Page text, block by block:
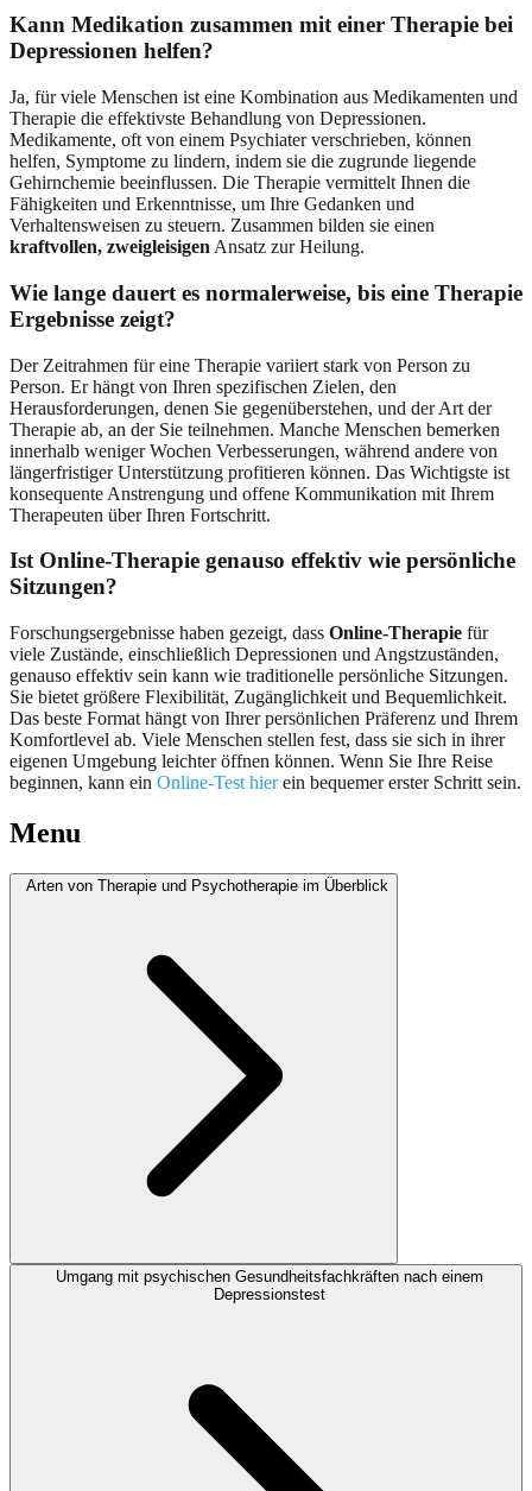
Kann Medikation zusammen mit einer Therapie bei
Depressionen helfen?
Ja, für viele Menschen ist eine Kombination aus Medikamenten und
Therapie die effektivste Behandlung von Depressionen.
Medikamente, oft von einem Psychiater verschrieben, können
helfen, Symptome zu lindern, indem sie die zugrunde liegende
Gehirnchemie beeinflussen. Die Therapie vermittelt Ihnen die
Fähigkeiten und Erkenntnisse, um Ihre Gedanken und
Verhaltensweisen zu steuern. Zusammen bilden sie einen
kraftvollen, zweigleisigen Ansatz zur Heilung.
Wie lange dauert es normalerweise, bis eine Therapie
Ergebnisse zeigt?
Der Zeitrahmen für eine Therapie variiert stark von Person zu
Person. Er hängt von Ihren spezifischen Zielen, den
Herausforderungen, denen Sie gegenüberstehen, und der Art der
Therapie ab, an der Sie teilnehmen. Manche Menschen bemerken
innerhalb weniger Wochen Verbesserungen, während andere von
längerfristiger Unterstützung profitieren können. Das Wichtigste ist
konsequente Anstrengung und offene Kommunikation mit Ihrem
Therapeuten über Ihren Fortschritt.
Ist Online-Therapie genauso effektiv wie persönliche
Sitzungen?
Forschungsergebnisse haben gezeigt, dass Online-Therapie für
viele Zustände, einschließlich Depressionen und Angstzuständen,
genauso effektiv sein kann wie traditionelle persönliche Sitzungen.
Sie bietet größere Flexibilität, Zugänglichkeit und Bequemlichkeit.
Das beste Format hängt von Ihrer persönlichen Präferenz und Ihrem
Komfortlevel ab. Viele Menschen stellen fest, dass sie sich in ihrer
eigenen Umgebung leichter öffnen können. Wenn Sie Ihre Reise
beginnen, kann ein Online-Test hierein bequemer erster Schritt sein.
Menu
Arten von Therapie und Psychotherapie im Überblick
Umgang mit psychischen Gesundheitsfachkräften nach einem
Depressionstest